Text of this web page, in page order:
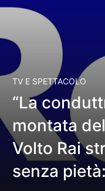
TV E SPETTACOLO
“La
montata
Volto Rai
senza